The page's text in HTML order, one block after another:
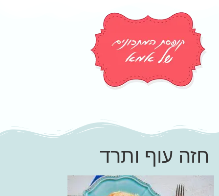
חזה עוף ותרד